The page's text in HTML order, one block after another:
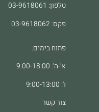
טלפון: 03-9618061
פקס: 03-9618062
פתוח בימים:
א'-ה': 9:00-18:00
ו': 9:00-13:00
צור קשר